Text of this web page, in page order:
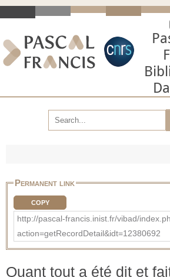
Permanent link
COPY
http://pascal-francis.inist.fr/vibad/
action=getRecordDetail&idt=12380692
Quant tout a été dit et